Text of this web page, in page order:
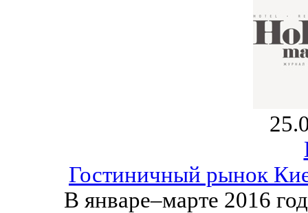
Гостиничный рынок
В январе–марте 2016